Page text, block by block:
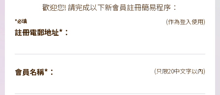
歡迎您! 請完成以下新會員註冊簡易程序：
*必填
註冊電郵地址*：
(作為登入使用)
會員名稱*： (只限20中文字以內)